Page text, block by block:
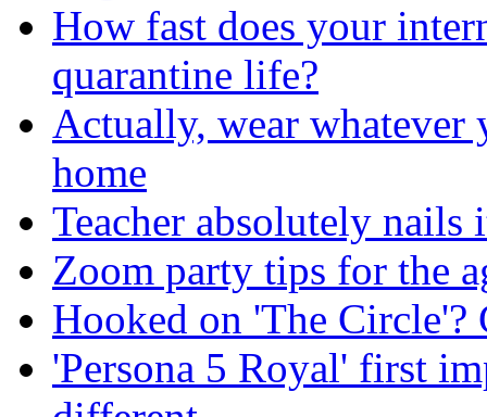
How fast does your
quarantine life?
Actually, wear
home
Teacher absolutely
Zoom party tips for the
Hooked on 'The
'Persona 5 Royal' first